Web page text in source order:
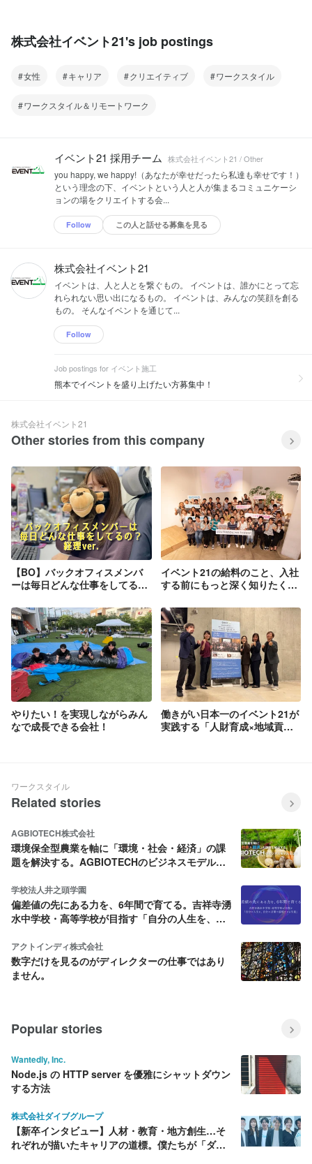
株式会社イベント21's job postings
女性 キャリア クリエイティブ ワークスタイル
ワークスタイル＆リモートワーク
イベント21 採用チーム 株式会社イベント21 / Other
you happy, we happy!（あなたが幸せだったら私達も幸せです！）
という理念の下、イベントという人と人が集まるコミュニケーシ
ョンの場をクリエイトする会...
Follow この人と話せる募集を見る
株式会社イベント21
イベントは、人と人とを繋ぐもの。 イベントは、誰かにとって忘
れられない思い出になるもの。 イベントは、みんなの笑顔を創る
もの。 そんなイベントを通じて...
Follow
Job postings for イベント施工
熊本でイベントを盛り上げたい方募集中！
株式会社イベント21
Other stories from this company
【BO】バックオフィスメンバ
ーは毎日どんな仕事をしてる
イベント21の給料のこと、入社
する前にもっと深く知りたくな
やりたい！を実現しながらみん
なで成長できる会社！
働きがい日本一のイベント21が
実践する「人財育成×地域貢
ワークスタイル
Related stories
AGBIOTECH株式会社
環境保全型農業を軸に「環境・社会・経済」の課
題を解決する。AGBIOTECHのビジネスモデルと
学校法人井之頭学園
偏差値の先にある力を、6年間で育てる。吉祥寺湧
水中学校・高等学校が目指す「自分の人生を、自
アクトインディ株式会社
数字だけを見るのがディレクターの仕事ではあり
ません。
Popular stories
Wantedly, Inc.
Node.js の HTTP server を優雅にシャットダウン
する方法
株式会社ダイブグループ
【新卒インタビュー】人材・教育・地方創生…そ
れぞれが描いたキャリアの道標。僕たちが「ダイ